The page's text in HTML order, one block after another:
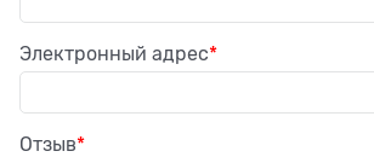
Электронный адрес
Отзыв